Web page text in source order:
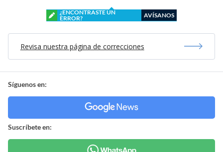
¿ENCONTRASTE UN
ERROR?
AVÍSANOS
Revisa nuestra página de correcciones
Síguenos en:
Suscríbete en: